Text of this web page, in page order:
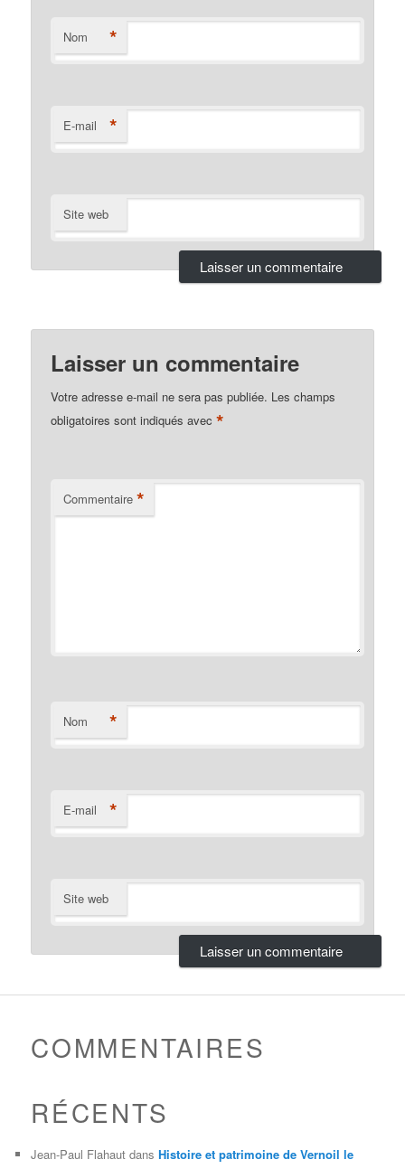
Nom *
E-mail *
Site web
Laisser un commentaire
Votre adresse e-mail ne sera pas publiée. Les champs
obligatoires sont indiqués avec*
Commentaire *
Nom *
E-mail *
Site web
COMMENTAIRES
RÉCENTS
Jean-Paul Flahaut dansHistoire et patrimoine de Vernoil le